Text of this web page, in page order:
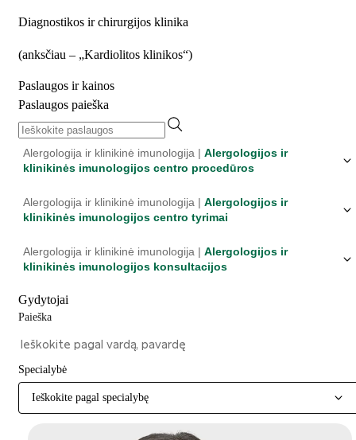
Diagnostikos ir chirurgijos klinika
(anksčiau – „Kardiolitos klinikos“)
Paslaugos ir kainos
Paslaugos paieška
Alergologija ir klinikinė imunologija | Alergologijos ir
klinikinės imunologijos centro procedūros
Alergologija ir klinikinė imunologija | Alergologijos ir
klinikinės imunologijos centro tyrimai
Alergologija ir klinikinė imunologija | Alergologijos ir
klinikinės imunologijos konsultacijos
Gydytojai
Paieška
Specialybė
Ieškokite pagal specialybę